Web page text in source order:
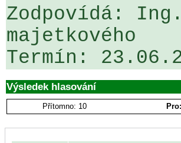
Zodpovídá:
majetkového
Výsledek hlasování
Přítomno: 10